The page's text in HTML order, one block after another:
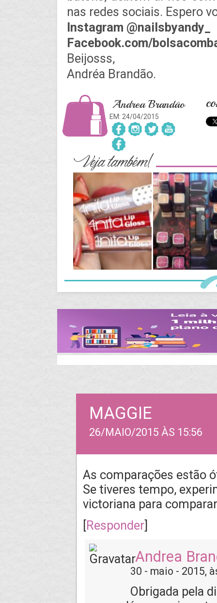
nas redes sociais. Espero
Instagram @nailsbyandy_
Facebook.com/
Beijosss,
Andréa Brandão.
Andrea Brandão
EM: 24/04/2015
MAGGIE
26/MAIO/2015 ÀS 15:56
As comparações estão
Se tiveres tempo,
victoriana para
[Responder]
Andrea
30 - maio - 2015,
Obrigada pela